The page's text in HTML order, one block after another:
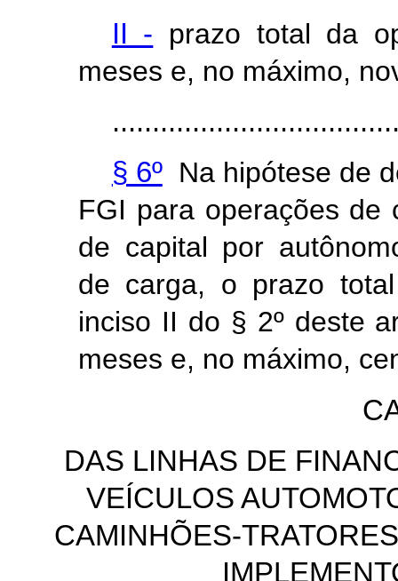
II - prazo total da
meses e, no máximo,
§ 6ºNa hipótese de
FGI para operações de
de capital por
de carga, o prazo
inciso II do § 2º deste
meses e, no máximo,
DAS LINHAS DE
VEÍCULOS
CAMINHÕES-